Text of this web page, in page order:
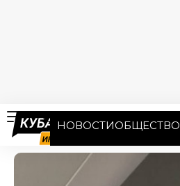
НОВОСТИОБЩЕСТВО